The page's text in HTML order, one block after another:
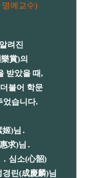
예교수)
려진
賞)의
받았을 때,
불어 학문
었습니다.
)님․
求)님․
심소(心韶)
린(成慶麟)님